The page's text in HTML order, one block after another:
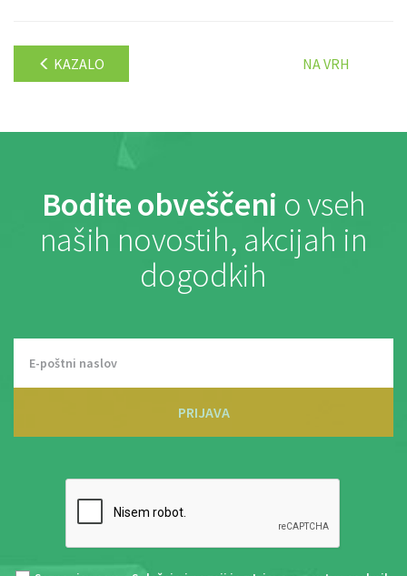
KAZALO NA VRH
Bodite obveščeni o vseh
naših novostih, akcijah in
dogodkih
PRIJAVA